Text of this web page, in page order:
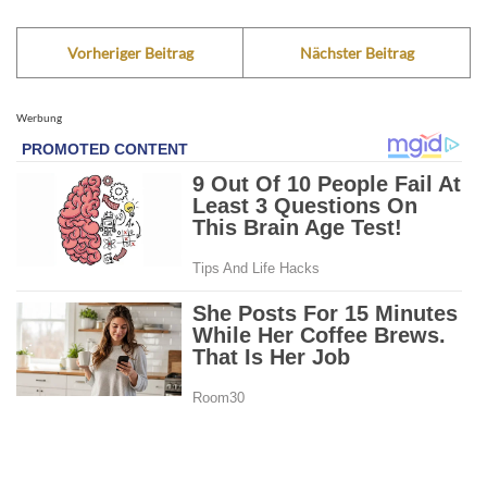
Vorheriger Beitrag Nächster Beitrag
Werbung